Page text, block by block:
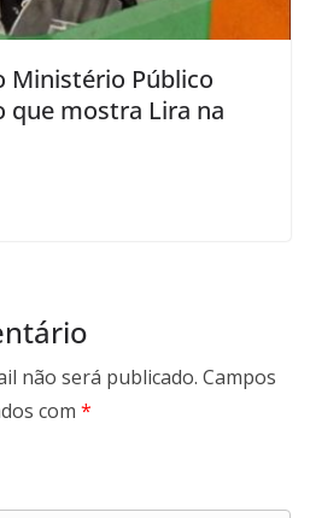
Ministério Público
que mostra Lira na
não será publicado. Campos
com *